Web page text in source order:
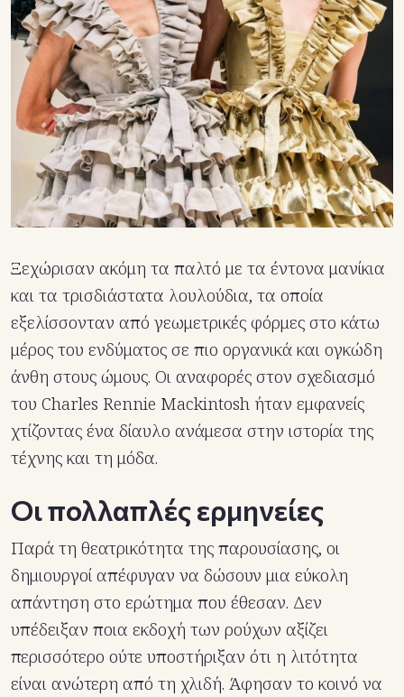
Ξεχώρισαν ακόμη τα παλτό με τα έντονα μανίκια
και τα τρισδιάστατα λουλούδια, τα οποία
εξελίσσονταν από γεωμετρικές φόρμες στο κάτω
μέρος του ενδύματος σε πιο οργανικά και ογκώδη
άνθη στους ώμους. Οι αναφορές στον σχεδιασμό
του Charles Rennie Mackintosh ήταν εμφανείς
χτίζοντας ένα δίαυλο ανάμεσα στην ιστορία της
τέχνης και τη μόδα.
Οι πολλαπλές ερμηνείες
Παρά τη θεατρικότητα της παρουσίασης, οι
δημιουργοί απέφυγαν να δώσουν μια εύκολη
απάντηση στο ερώτημα που έθεσαν. Δεν
υπέδειξαν ποια εκδοχή των ρούχων αξίζει
περισσότερο ούτε υποστήριξαν ότι η λιτότητα
είναι ανώτερη από τη χλιδή. Άφησαν το κοινό να